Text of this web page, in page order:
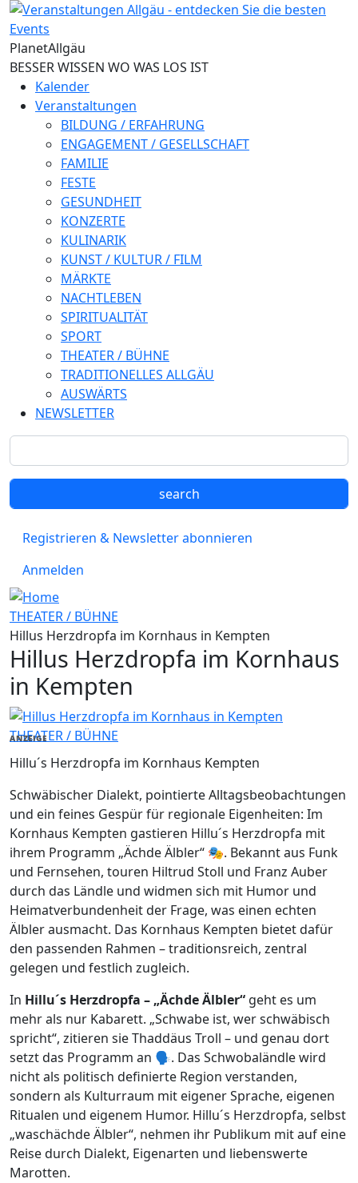
Direkt zum Inhalt
PlanetAllgäu
BESSER WISSEN WO WAS LOS IST
Kalender
Veranstaltungen
BILDUNG / ERFAHRUNG
ENGAGEMENT / GESELLSCHAFT
FAMILIE
FESTE
GESUNDHEIT
KONZERTE
KULINARIK
KUNST / KULTUR / FILM
MÄRKTE
NACHTLEBEN
SPIRITUALITÄT
SPORT
THEATER / BÜHNE
TRADITIONELLES ALLGÄU
AUSWÄRTS
NEWSLETTER
Registrieren & Newsletter abonnieren
Anmelden
THEATER / BÜHNE
Hillus Herzdropfa im Kornhaus in Kempten
Hillus Herzdropfa im Kornhaus
in Kempten
THEATER / BÜHNE
ANZEIGE
Hillu´s Herzdropfa im Kornhaus Kempten
Schwäbischer Dialekt, pointierte Alltagsbeobachtungen
und ein feines Gespür für regionale Eigenheiten: Im
Kornhaus Kempten gastieren Hillu´s Herzdropfa mit
ihrem Programm „Ächde Älbler“ 🎭. Bekannt aus Funk
und Fernsehen, touren Hiltrud Stoll und Franz Auber
durch das Ländle und widmen sich mit Humor und
Heimatverbundenheit der Frage, was einen echten
Älbler ausmacht. Das Kornhaus Kempten bietet dafür
den passenden Rahmen – traditionsreich, zentral
gelegen und festlich zugleich.
In Hillu´s Herzdropfa – „Ächde Älbler“ geht es um
mehr als nur Kabarett. „Schwabe ist, wer schwäbisch
spricht“, zitieren sie Thaddäus Troll – und genau dort
setzt das Programm an 🗣️. Das Schwobaländle wird
nicht als politisch definierte Region verstanden,
sondern als Kulturraum mit eigener Sprache, eigenen
Ritualen und eigenem Humor. Hillu´s Herzdropfa, selbst
„waschächde Älbler“, nehmen ihr Publikum mit auf eine
Reise durch Dialekt, Eigenarten und liebenswerte
Marotten.